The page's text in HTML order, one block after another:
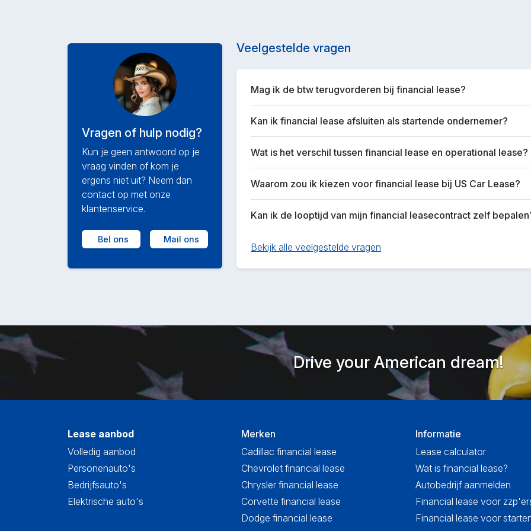
Veelgestelde vragen
Mag ik de btw terugvorderen bij financial lease?
Kan ik financial lease afsluiten als startende ondernemer?
Wat is het verschil tussen financial lease en operational lease?
Waarom zou ik kiezen voor financial lease bij US Car Lease?
Kan ik de looptijd van mijn financial leasecontract zelf
Bekijk alle veelgestelde vragen
Vragen of hulp nodig?
Kun je geen antwoord op je
vraag vinden of kom je
ergens niet uit? Neem dan
contact op met onze
klantenservice.
Bel ons Mail ons
Drive your American dream!
Lease aanbod
Volledig aanbod
Personenauto's
Bedrijfsauto's
Elektrische auto's
Merken
Cadillac financial lease
Chevrolet financial lease
Chrysler financial lease
Corvette financial lease
Dodge financial lease
Informatie
Lease calculator
Wat is financial lease?
Autobedrijf aanmelden
Financial lease voor
Financial lease voor